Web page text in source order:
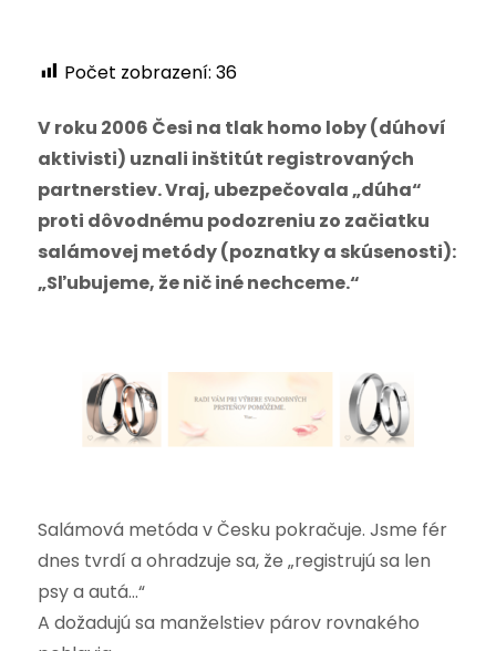
Počet zobrazení: 36
V roku 2006 Česi na tlak homo loby (dúhoví
aktivisti) uznali inštitút registrovaných
partnerstiev. Vraj, ubezpečovala „dúha“
proti dôvodnému podozreniu zo začiatku
salámovej metódy (poznatky a skúsenosti):
„Sľubujeme, že nič iné nechceme.“
Salámová metóda v Česku pokračuje. Jsme fér
dnes tvrdí a ohradzuje sa, že „registrujú sa len
psy a autá…“
A dožadujú sa manželstiev párov rovnakého